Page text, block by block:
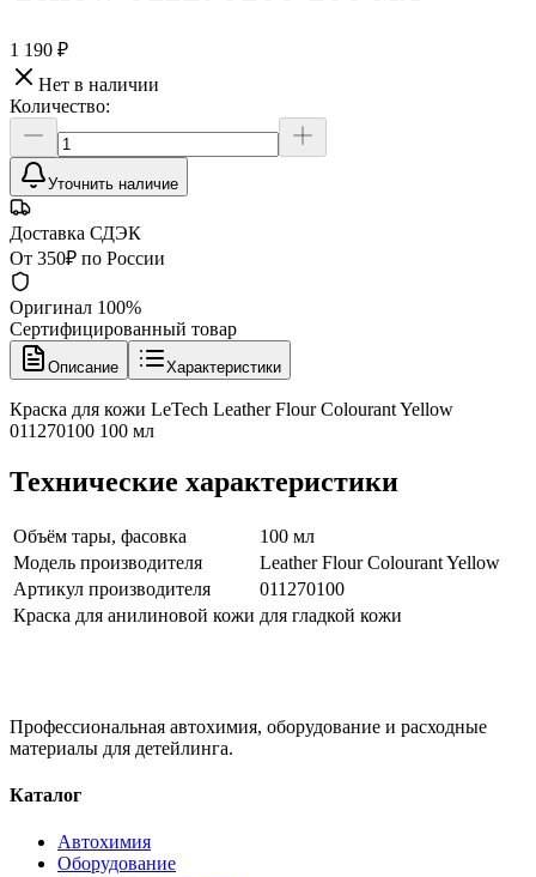
1 190 ₽
Нет в наличии
Количество:
Уточнить наличие
Доставка СДЭК
От 350₽ по России
Оригинал 100%
Сертифицированный товар
Описание Характеристики
Краска для кожи LeTech Leather Flour Colourant Yellow
011270100 100 мл
Технические характеристики
Объём тары, фасовка
100 мл
Модель производителя
Leather Flour Colourant Yellow
Артикул производителя
011270100
Краска для анилиновой кожи для гладкой кожи
Профессиональная автохимия, оборудование и расходные
материалы для детейлинга.
Каталог
Автохимия
Оборудование